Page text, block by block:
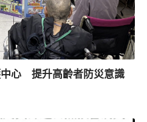
心 提升高齡者防災意識